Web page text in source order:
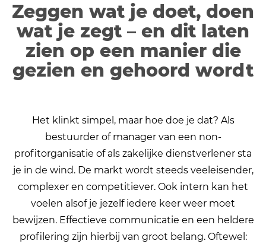
Zeggen wat je doet, doen
wat je zegt – en dit laten
zien op een manier die
gezien en gehoord wordt
Het klinkt simpel, maar hoe doe je dat? Als
bestuurder of manager van een non-
profitorganisatie of als zakelijke dienstverlener sta
je in de wind. De markt wordt steeds veeleisender,
complexer en competitiever. Ook intern kan het
voelen alsof je jezelf iedere keer weer moet
bewijzen. Effectieve communicatie en een heldere
profilering zijn hierbij van groot belang. Oftewel: